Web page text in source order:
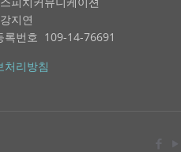
지연
록번호 109-14-76691
처리방침